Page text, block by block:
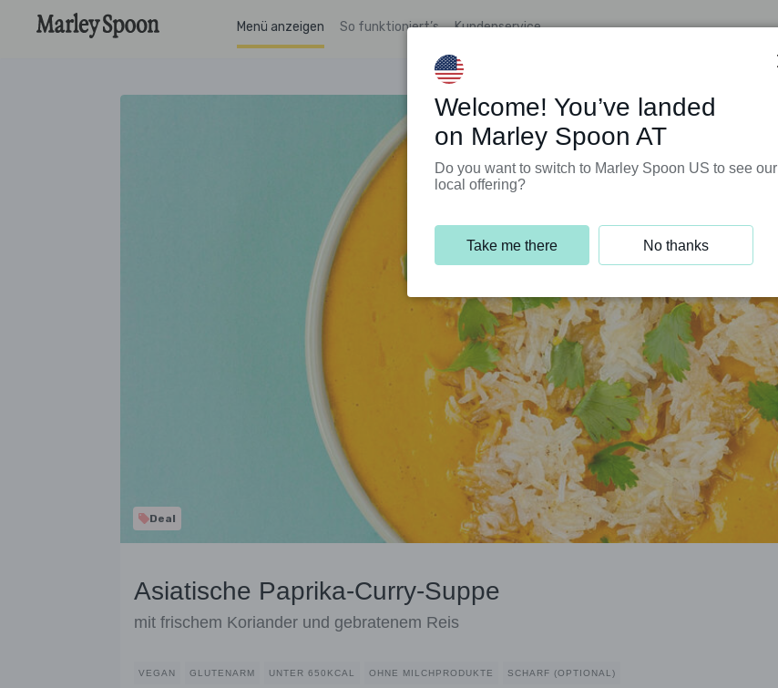
Menü anzeigen So funktioniert’s Kundenservice
Deal
Asiatische Paprika-Curry-Suppe
mit frischem Koriander und gebratenem Reis
VEGAN GLUTENARM UNTER 650KCAL OHNE MILCHPRODUKTE SCHARF (OPTIONAL)
Welcome! You’ve landed
on Marley Spoon AT
Do you want to switch to Marley Spoon US to see our
local offering?
Take me there No thanks